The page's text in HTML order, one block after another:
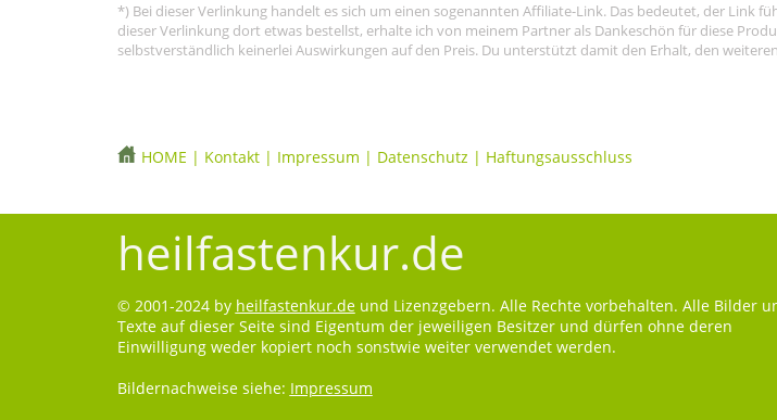
*) Bei dieser Verlinkung handelt es sich um einen sogenannten Affiliate-Link. Das bedeutet, der Link
dieser Verlinkung dort etwas bestellst, erhalte ich von meinem Partner als Dankeschön für diese
selbstverständlich keinerlei Auswirkungen auf den Preis. Du unterstützt damit den Erhalt, den
HOME | Kontakt| Impressum | Datenschutz | Haftungsausschluss
heilfastenkur.de
© 2001-2024 by heilfastenkur.deund Lizenzgebern. Alle Rechte vorbehalten. Alle Bilder
Texte auf dieser Seite sind Eigentum der jeweiligen Besitzer und dürfen ohne deren
Einwilligung weder kopiert noch sonstwie weiter verwendet werden.
Bildernachweise siehe: Impressum